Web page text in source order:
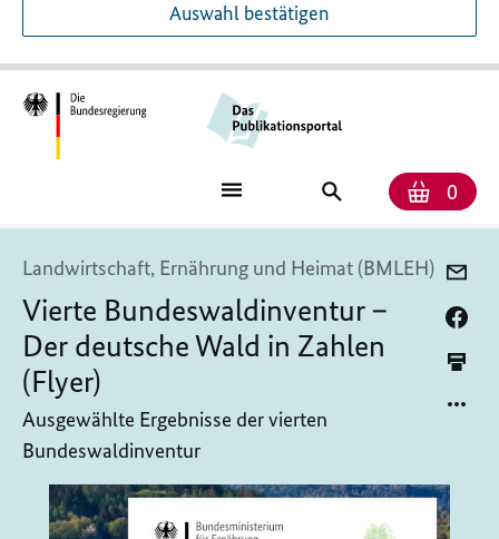
Auswahl bestätigen
0
Landwirtschaft, Ernährung und Heimat (BMLEH)
Vierte Bundeswaldinventur –
Der deutsche Wald in Zahlen
(Flyer)
Ausgewählte Ergebnisse der vierten
Bundeswaldinventur